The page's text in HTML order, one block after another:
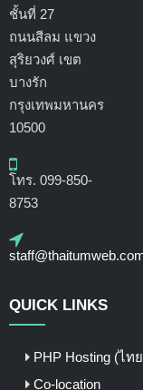
ชั้นที่ 27
ถนนสีลม แขวง
สุริยวงศ์ เขต
บางรัก
กรุงเทพมหานคร
10500
โทร. 099-850-
8753
QUICK LINKS
PHP Hosting (ไท
Co-location